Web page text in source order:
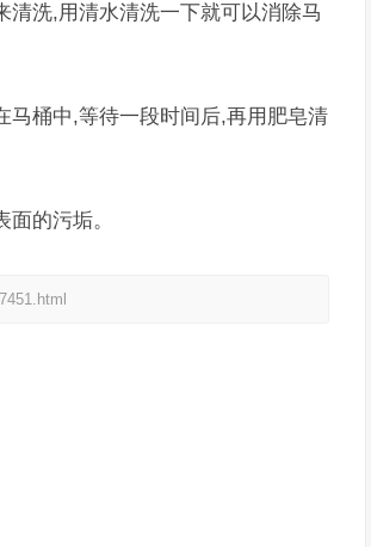
清洗,用清水清洗一下就可以消除马
马桶中,等待一段时间后,再用肥皂清
的污垢。